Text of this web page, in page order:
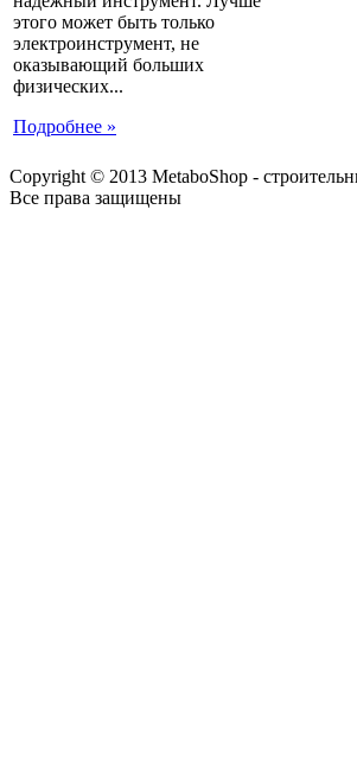
этого может быть только
электроинструмент, не
оказывающий больших
физических...
Подробнее »
Copyright © 2013 MetaboShop -
Все права защищены